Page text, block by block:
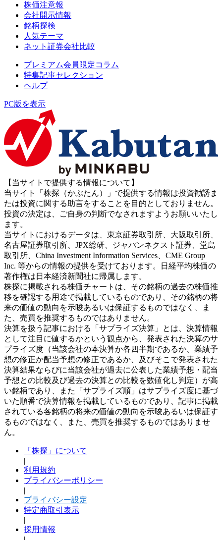
株価注意報
会社開示情報
銘柄探検
人気テーマ
ネット証券会社比較
プレミアム会員限定コラム
特集記事セレクション
ヘルプ
PC版を表示
【当サイトで提供する情報について】
当サイト「株探（かぶたん）」で提供する情報は投資勧誘ま
たは投資に関する助言をすることを目的としておりません。
投資の決定は、ご自身の判断でなされますようお願いいたし
ます。
当サイトにおけるデータは、東京証券取引所、大阪取引所、
名古屋証券取引所、JPX総研、ジャパンネクスト証券、堂島
取引所、China Investment Information Services、CME Group
Inc. 等からの情報の提供を受けております。日経平均株価の
著作権は日本経済新聞社に帰属します。
株探に掲載される株価チャートは、その銘柄の過去の株価推
移を確認する用途で掲載しているものであり、その銘柄の将
来の価値の動向を示唆あるいは保証するものではなく、ま
た、売買を推奨するものではありません。
決算を扱う記事における「サプライズ決算」とは、決算情報
として注目に値するかという観点から、発表された決算のサ
プライズ度（当該会社の本決算か各四半期であるか、業績予
想の修正か配当予想の修正であるか、及びそこで発表された
決算結果ならびに当該会社が過去に公表した業績予想・配当
予想との比較及び過去の決算との比較を数値化し判定）が高
い銘柄であり、また「サプライズ順」はサプライズ度に基づ
いた順番で決算情報を掲載しているものであり、記事に掲載
されている各銘柄の将来の価値の動向を示唆あるいは保証す
るものではなく、また、売買を推奨するものではありませ
ん。
「株探」について
|
利用規約
プライバシーポリシー
|
プライバシー設定
特定商取引表示
|
採用情報